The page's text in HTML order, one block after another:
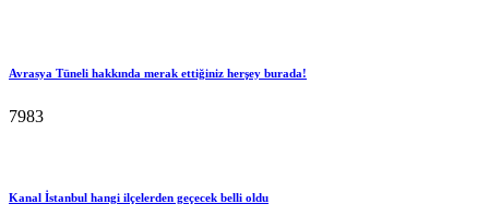
Avrasya Tüneli hakkında merak ettiğiniz herşey burada!
7983
Kanal İstanbul hangi ilçelerden geçecek belli oldu